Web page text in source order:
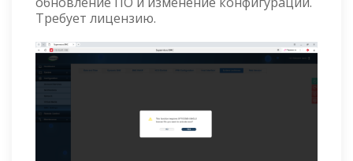
Требует лицензию.